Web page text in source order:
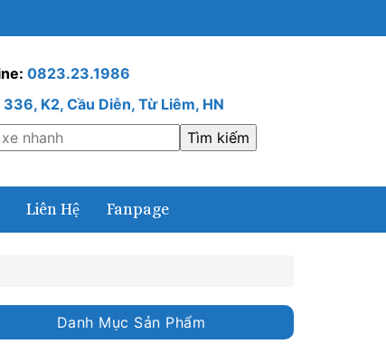
0823.23.1986
336, K2, Cầu Diễn, Từ Liêm, HN
Liên Hệ Fanpage
Danh Mục Sản Phẩm